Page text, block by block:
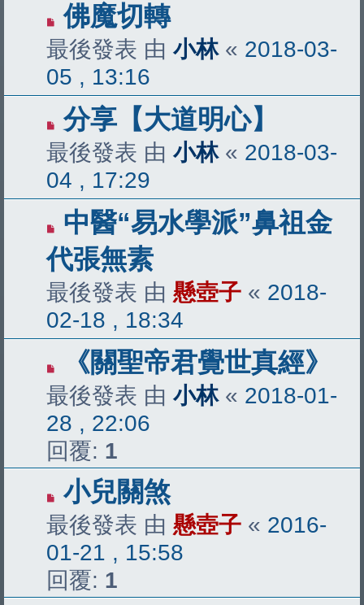
佛魔切轉
最後發表 由 小林« 2018-03-
05 , 13:16
分享【大道明心】
最後發表 由 小林« 2018-03-
04 , 17:29
中醫“易水學派”鼻祖金
代張無素
最後發表 由 懸壺子 « 2018-
02-18 , 18:34
《關聖帝君覺世真經》
最後發表 由 小林« 2018-01-
28 , 22:06
回覆: 1
小兒關煞
最後發表 由 懸壺子 « 2016-
01-21 , 15:58
回覆: 1